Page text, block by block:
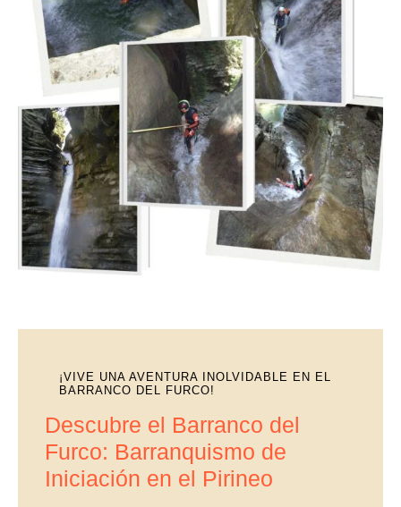
¡VIVE UNA AVENTURA INOLVIDABLE EN EL
BARRANCO DEL FURCO!
Descubre el Barranco del
Furco: Barranquismo de
Iniciación en el Pirineo